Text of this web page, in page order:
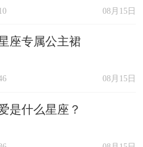
08月15日
座专属公主裙
08月15日
是什么星座？